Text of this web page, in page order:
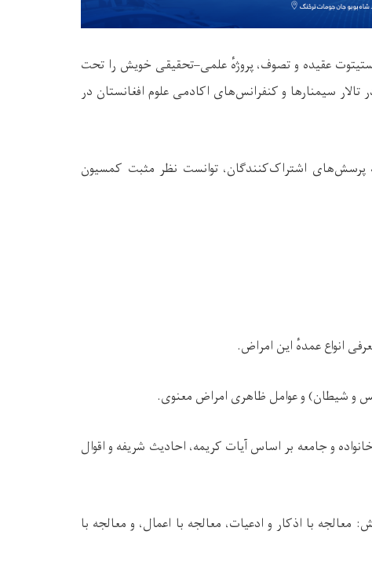
عقیده و تصوف، پروژهٔ علمی–تحقیقی خویش را تحت
سیمنارها و کنفرانس‌های اکادمی علوم افغانستان در
پرسش‌های اشتراک‌کنندگان، توانست نظر مثبت کمسیون
انواع عمدهٔ این امراض.
و شیطان) و عوامل ظاهری امراض معنوی.
و جامعه بر اساس آیات کریمه، احادیث شریفه و اقوال
با اذکار و ادعیات، معالجه با اعمال، و معالجه با